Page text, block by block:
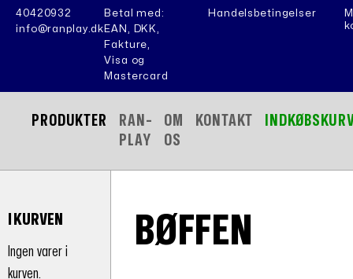
40420932
info@ranplay.dk
Betal med:
EAN, DKK,
Fakture,
Visa og
Mastercard
Handelsbetingelser
PRODUKTER
RAN-
PLAY
OM
OS
KONTAKT
I KURVEN
Ingen varer i
kurven.
BØFFEN